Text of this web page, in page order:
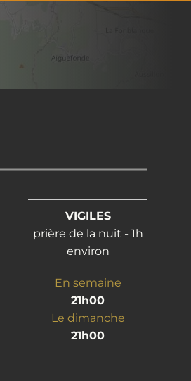
VIGILES
prière de la nuit - 1h
environ
En semaine
21h00
Le dimanche
21h00